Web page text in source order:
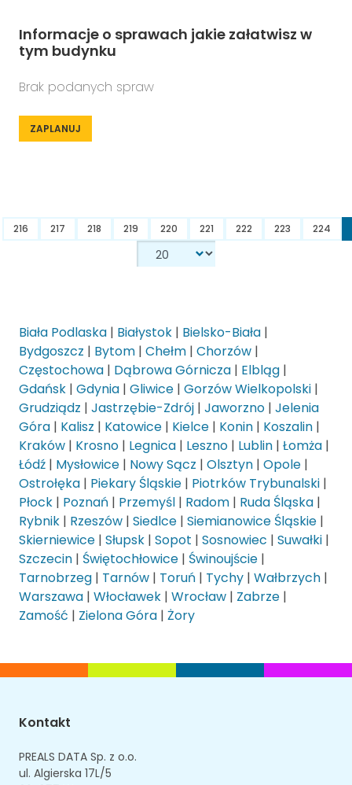
Informacje o sprawach jakie załatwisz w
tym budynku
Brak podanych spraw
ZAPLANUJ
216 217 218 219 220 221 222 223 224
Biała Podlaska | Białystok | Bielsko-Biała |
Bydgoszcz | Bytom | Chełm | Chorzów |
Częstochowa | Dąbrowa Górnicza | Elbląg |
Gdańsk | Gdynia | Gliwice | Gorzów Wielkopolski |
Grudziądz | Jastrzębie-Zdrój | Jaworzno | Jelenia
Góra | Kalisz | Katowice | Kielce | Konin | Koszalin |
Kraków | Krosno | Legnica | Leszno | Lublin | Łomża |
Łódź | Mysłowice | Nowy Sącz | Olsztyn | Opole |
Ostrołęka | Piekary Śląskie | Piotrków Trybunalski |
Płock | Poznań | Przemyśl | Radom | Ruda Śląska |
Rybnik | Rzeszów | Siedlce | Siemianowice Śląskie |
Skierniewice | Słupsk | Sopot | Sosnowiec | Suwałki |
Szczecin | Świętochłowice | Świnoujście |
Tarnobrzeg | Tarnów | Toruń | Tychy | Wałbrzych |
Warszawa | Włocławek | Wrocław | Zabrze |
Zamość | Zielona Góra | Żory
Kontakt
PREALS DATA Sp. z o.o.
ul. Algierska 17L/5